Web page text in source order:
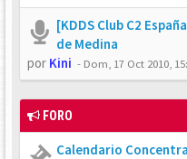
[KDDS Club C2
de Medina
por Kini - Dom, 17 Oct 2010,
FORO
Calendario